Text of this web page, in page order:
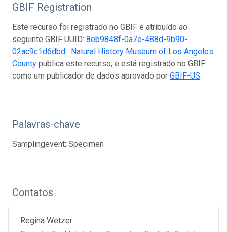
GBIF Registration
Este recurso foi registrado no GBIF e atribuído ao
seguinte GBIF UUID: 8eb9848f-0a7e-488d-9b90-
02ac9c1d6dbd. Natural History Museum of Los Angeles
County publica este recurso, e está registrado no GBIF
como um publicador de dados aprovado por GBIF-US.
Palavras-chave
Samplingevent; Specimen
Contatos
Regina Wetzer